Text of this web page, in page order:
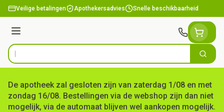
Ga naar de inhoud
Veilige betalingen Apothekersadvies Snelle beschikbaarheid
Menu
Product, merk, categorie... Zoek
De apotheek zal gesloten zijn van zaterdag 1/08 en met
zondag 16/08. Bestellingen via de webshop zijn dan niet
mogelijk, via de automaat blijven wel aankopen mogelijk.